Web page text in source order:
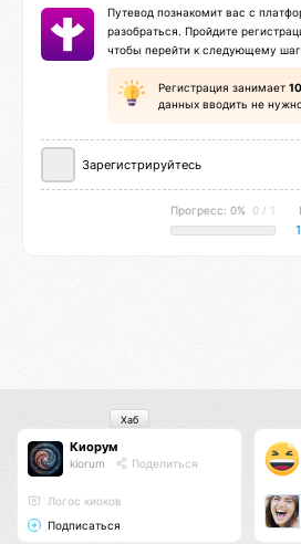
Путевод познакомит вас с
разобраться. Пройдите
чтобы перейти к следующему
Регистрация занимает
данных вводить не
Зарегистрируйтесь
Прогресс: 0% 0 / 1
1
Киорум
kiorum Поделиться
Логос киоков
Подписаться
Хаб